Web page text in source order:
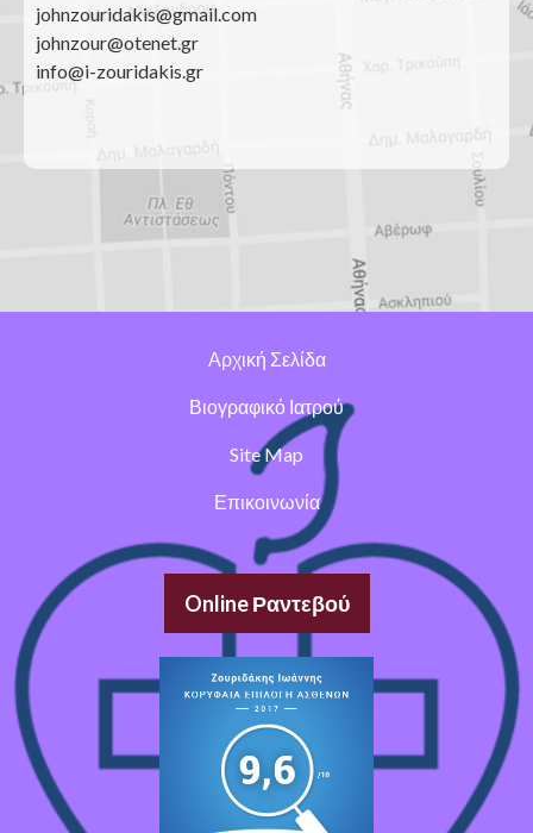
johnzouridakis@gmail.com
johnzour@otenet.gr
info@i-zouridakis.gr
Αρχική Σελίδα
Βιογραφικό Ιατρού
Site Map
Επικοινωνία
Online Ραντεβού